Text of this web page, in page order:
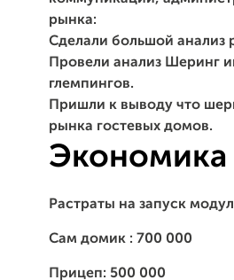
рынка:
Сделали большой
Провели анализ Шеринг
глемпингов.
Пришли к выводу что
рынка гостевых домов.
Экономика
Растраты на запуск
Сам домик : 700 000
Прицеп: 500 000